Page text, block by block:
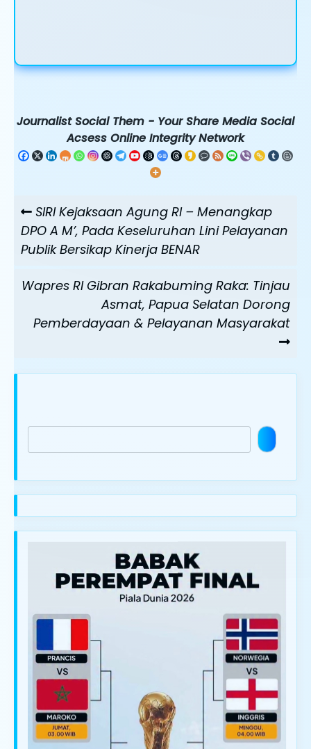
Journalist Social Them - Your Share Media Social
Acsess Online Integrity Network
pos
Previous
Post
SIRI Kejaksaan Agung RI – Menangkap
DPO A M’, Pada Keseluruhan Lini Pelayanan
Publik Bersikap Kinerja BENAR
Next
Wapres RI Gibran Rakabuming Raka: Tinjau
Asmat, Papua Selatan Dorong
Pemberdayaan & Pelayanan Masyarakat